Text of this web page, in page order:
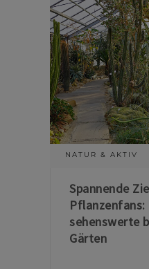
NATUR & AKTIV
Spannende
Pflanzenfans:
sehenswerte
Gärten